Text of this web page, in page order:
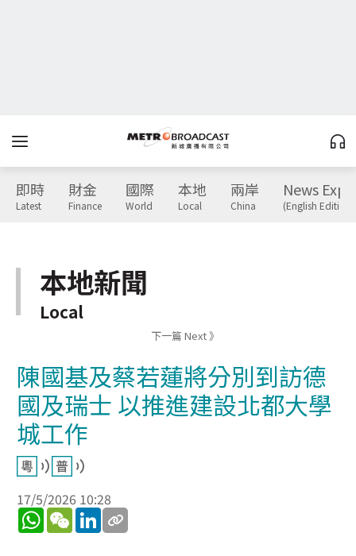
即時
Latest
財金
Finance
國際
World
本地
Local
兩岸
China
News
(English Edition)
本地新聞
Local
下一篇 Next 》
陳國基及蔡若蓮將分別到訪德
國及瑞士 以推進建設北都大學
城工作
17/5/2026 10:28
WhatsApp
WeChatLinkedIn